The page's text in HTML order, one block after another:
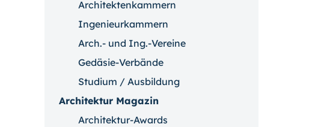
Architektenkammern
Ingenieurkammern
Arch.- und Ing.-Vereine
Gedäsie-Verbände
Studium / Ausbildung
Architektur Magazin
Architektur-Awards